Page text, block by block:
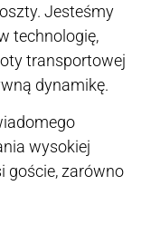
Jesteśmy
technologię,
transportowej
dynamikę.
wysokiej
goście, zarówno